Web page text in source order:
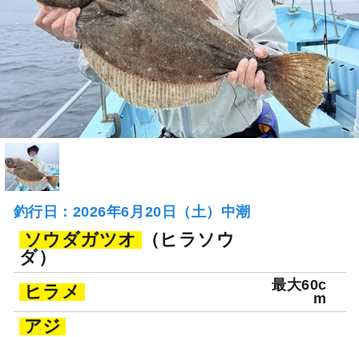
釣行日：2026年6月20日（土）中潮
ソウダガツオ
（ヒラソウ
ダ）
ヒラメ
最大60c
m
アジ